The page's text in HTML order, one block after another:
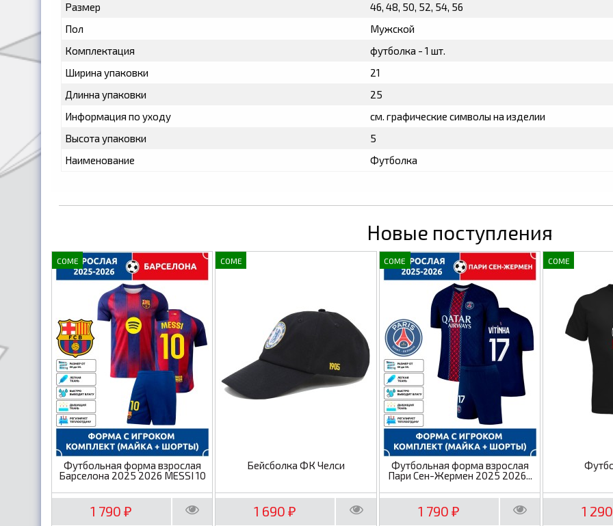
Размер
46, 48, 50, 52, 54, 56
Пол
Мужской
Комплектация
футболка - 1 шт.
Ширина упаковки
21
Длинна упаковки
25
Информация по уходу
см. графические символы на изделии
Высота упаковки
5
Наименование
Футболка
Новые поступления
COME
Футбольная форма взрослая
Барселона 2025 2026 MESSI 10
1 790₽
COME
Бейсболка ФК Челси
1 690₽
COME
Футбольная форма взрослая
Пари Сен-Жермен 2025 2026...
1 790₽
COME
1